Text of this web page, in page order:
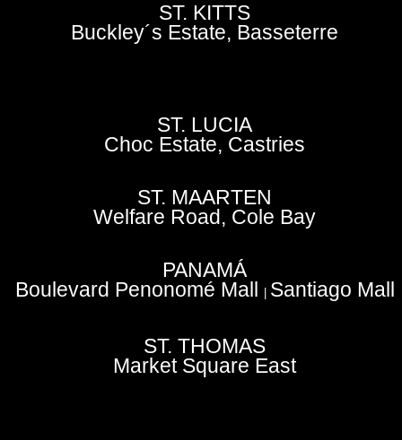
ST. KITTS
Buckley´s Estate, Basseterre
ST. LUCIA
Choc Estate, Castries
ST. MAARTEN
Welfare Road, Cole Bay
PANAMÁ
Boulevard Penonomé Mall Santiago Mall
ST. THOMAS
Market Square East